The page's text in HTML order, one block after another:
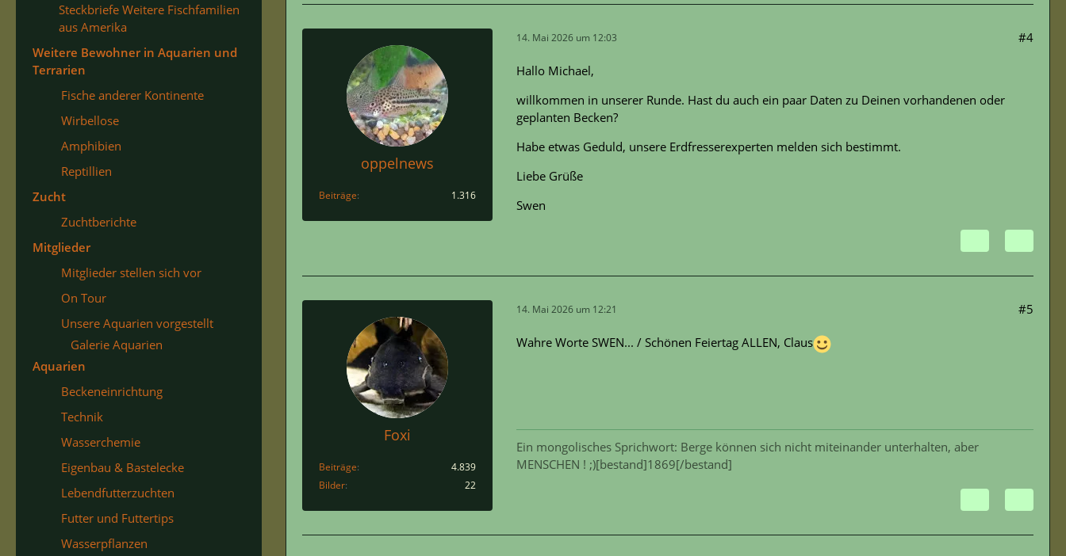
Steckbriefe Weitere Fischfamilien
aus Amerika
Weitere Bewohner in Aquarien und
Terrarien
Fische anderer Kontinente
Wirbellose
Amphibien
Reptillien
Zucht
Zuchtberichte
Mitglieder
Mitglieder stellen sich vor
On Tour
Unsere Aquarien vorgestellt
Galerie Aquarien
Aquarien
Beckeneinrichtung
Technik
Wasserchemie
Eigenbau & Bastelecke
Lebendfutterzuchten
Futter und Futtertips
Wasserpflanzen
oppelnews
Beiträge 1.316
14. Mai 2026 um 12:03 #4
Hallo Michael,
willkommen in unserer Runde. Hast du auch ein paar Daten zu Deinen vorhandenen oder
geplanten Becken?
Habe etwas Geduld, unsere Erdfresserexperten melden sich bestimmt.
Liebe Grüße
Swen
Foxi
Beiträge
4.839
Bilder
22
14. Mai 2026 um 12:21 #5
Wahre Worte SWEN... / Schönen Feiertag ALLEN, Claus
Ein mongolisches Sprichwort: Berge können sich nicht miteinander unterhalten, aber
MENSCHEN ! ;)[bestand]1869[/bestand]